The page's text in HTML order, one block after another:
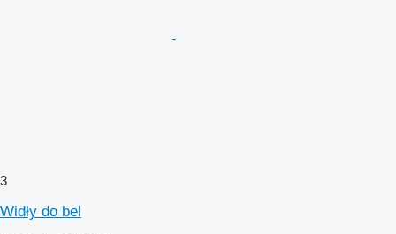
3
Widły do bel